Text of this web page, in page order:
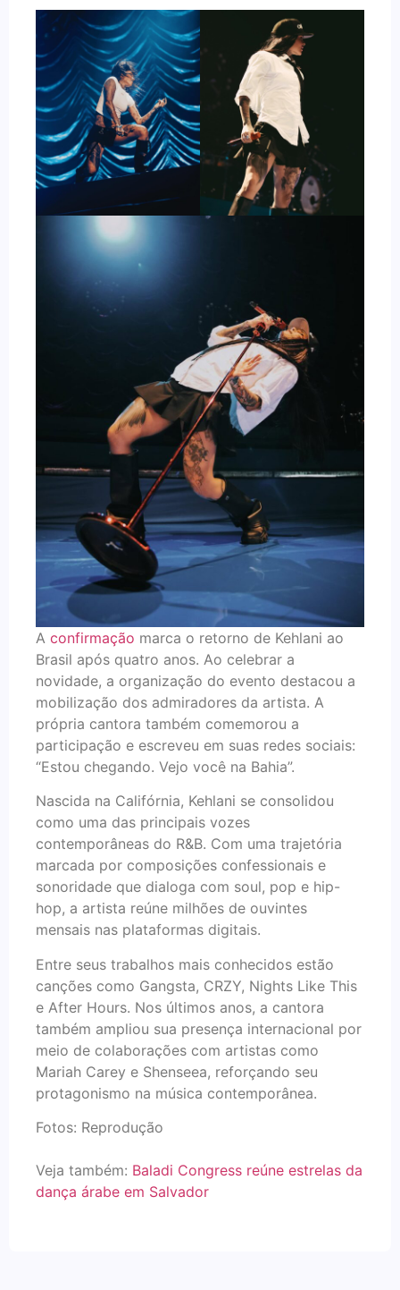
A confirmação marca o retorno de Kehlani ao
Brasil após quatro anos. Ao celebrar a
novidade, a organização do evento destacou a
mobilização dos admiradores da artista. A
própria cantora também comemorou a
participação e escreveu em suas redes sociais:
“Estou chegando. Vejo você na Bahia”.
Nascida na Califórnia, Kehlani se consolidou
como uma das principais vozes
contemporâneas do R&B. Com uma trajetória
marcada por composições confessionais e
sonoridade que dialoga com soul, pop e hip-
hop, a artista reúne milhões de ouvintes
mensais nas plataformas digitais.
Entre seus trabalhos mais conhecidos estão
canções como Gangsta, CRZY, Nights Like This
e After Hours. Nos últimos anos, a cantora
também ampliou sua presença internacional por
meio de colaborações com artistas como
Mariah Carey e Shenseea, reforçando seu
protagonismo na música contemporânea.
Fotos: Reprodução
Veja também: Baladi Congress reúne estrelas da
dança árabe em Salvador